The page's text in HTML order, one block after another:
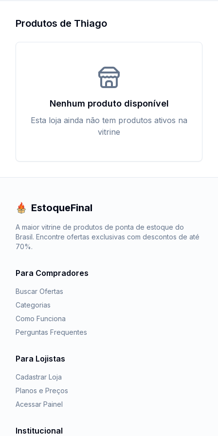
Produtos de Thiago
Nenhum produto disponível
Esta loja ainda não tem produtos ativos na
vitrine
EstoqueFinal
A maior vitrine de produtos de ponta de estoque do
Brasil. Encontre ofertas exclusivas com descontos de até
70%.
Para Compradores
Buscar Ofertas
Categorias
Como Funciona
Perguntas Frequentes
Para Lojistas
Cadastrar Loja
Planos e Preços
Acessar Painel
Institucional